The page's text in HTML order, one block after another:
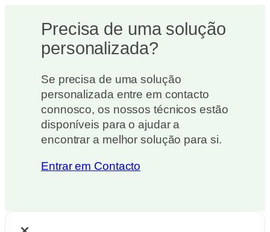
Precisa de uma solução
personalizada?
Se precisa de uma solução
personalizada entre em contacto
connosco, os nossos técnicos estão
disponíveis para o ajudar a
encontrar a melhor solução para si.
Entrar em Contacto